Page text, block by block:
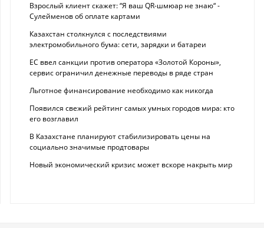
Взрослый клиент скажет: “Я ваш QR-шмюар не знаю“ -
Сулейменов об оплате картами
Казахстан столкнулся с последствиями
электромобильного бума: сети, зарядки и батареи
ЕС ввел санкции против оператора «Золотой Короны»,
сервис ограничил денежные переводы в ряде стран
Льготное финансирование необходимо как никогда
Появился свежий рейтинг самых умных городов мира: кто
его возглавил
В Казахстане планируют стабилизировать цены на
социально значимые продтовары
Новый экономический кризис может вскоре накрыть мир